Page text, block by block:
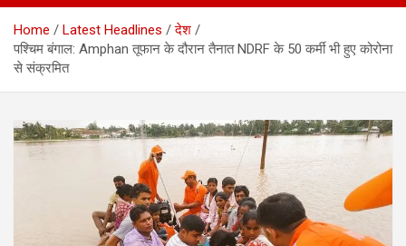
Home Latest Headlines
देश
पश्चिम बंगाल: Amphan तूफान के दौरान तैनात NDRF के 50 कर्मी भी हुए कोरोना
से संक्रमित